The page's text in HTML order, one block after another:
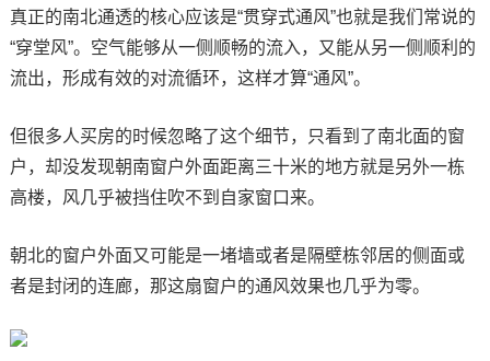
真正的南北通透的核心应该是“贯穿式通风”也就是我们常说的
“穿堂风”。空气能够从一侧顺畅的流入，又能从另一侧顺利的
流出，形成有效的对流循环，这样才算“通风”。
但很多人买房的时候忽略了这个细节，只看到了南北面的窗
户，却没发现朝南窗户外面距离三十米的地方就是另外一栋
高楼，风几乎被挡住吹不到自家窗口来。
朝北的窗户外面又可能是一堵墙或者是隔壁栋邻居的侧面或
者是封闭的连廊，那这扇窗户的通风效果也几乎为零。